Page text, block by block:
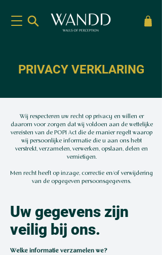
PRIVACY VERKLARING
Wij respecteren uw recht op privacy en willen er
daarom voor zorgen dat wij voldoen aan de wettelijke
vereisten van de POPI Act die de manier regelt waarop
wij persoonlijke informatie die u aan ons hebt
verstrekt, verzamelen, verwerken, opslaan, delen en
vernietigen.
Men recht heeft op inzage, correctie en/of verwijdering
van de opgegeven persoonsgegevens.
Uw gegevens zijn
veilig bij ons.
Welke informatie verzamelen we?